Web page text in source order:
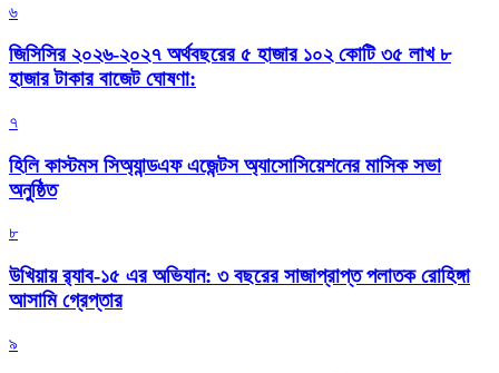
৬
জিসিসির ২০২৬-২০২৭ অর্থবছরের ৫ হাজার ১০২ কোটি ৩৫ লাখ ৮
হাজার টাকার বাজেট ঘোষণা:
৭
হিলি কাস্টমস সিঅ্যান্ডএফ এজেন্টস অ্যাসোসিয়েশনের মাসিক সভা
অনুষ্ঠিত
৮
উখিয়ায় র‍্যাব-১৫ এর অভিযান: ৩ বছরের সাজাপ্রাপ্ত পলাতক রোহিঙ্গা
আসামি গ্রেপ্তার
৯